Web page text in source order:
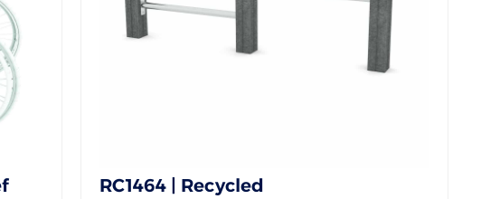
RC1464 | Recycled